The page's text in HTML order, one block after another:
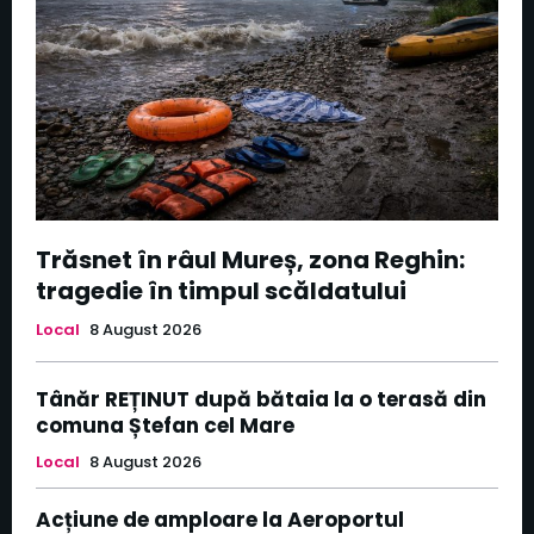
Trăsnet în râul Mureș, zona Reghin:
tragedie în timpul scăldatului
Local 8 August 2026
Tânăr REȚINUT după bătaia la o terasă din
comuna Ștefan cel Mare
Local 8 August 2026
Acțiune de amploare la Aeroportul